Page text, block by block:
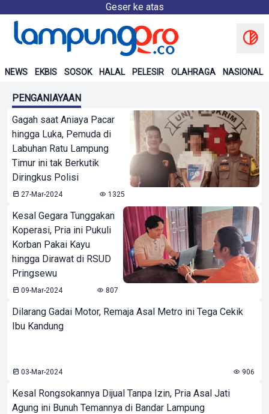
Geser ke atas
NEWS EKBIS SOSOK HALAL PELESIR OLAHRAGA NASIONAL
PENGANIAYAAN
Gagah saat Aniaya Pacar
hingga Luka, Pemuda di
Labuhan Ratu Lampung
Timur ini tak Berkutik
Diringkus Polisi
27-Mar-2024 1325
Kesal Gegara Tunggakan
Koperasi, Pria ini Pukuli
Korban Pakai Kayu
hingga Dirawat di RSUD
Pringsewu
09-Mar-2024 807
Dilarang Gadai Motor, Remaja Asal Metro ini Tega Cekik
Ibu Kandung
03-Mar-2024 906
Kesal Rongsokannya Dijual Tanpa Izin, Pria Asal Jati
Agung ini Bunuh Temannya di Bandar Lampung